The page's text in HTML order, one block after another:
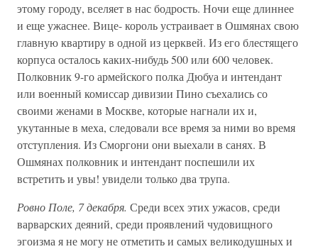
этому городу, вселяет в нас бодрость. Ночи еще длиннее
и еще ужаснее. Вице- король устраивает в Ошмянах свою
главную квартиру в одной из церквей. Из его блестящего
корпуса осталось каких-нибудь 500 или 600 человек.
Полковник 9-го армейского полка Дюбуа и интендант
или военный комиссар дивизии Пино съехались со
своими женами в Москве, которые нагнали их и,
укутанные в меха, следовали все время за ними во время
отступления. Из Сморгони они выехали в санях. В
Ошмянах полковник и интендант поспешили их
встретить и увы! увидели только два трупа.
Ровно Поле, 7 декабря. Среди всех этих ужасов, среди
варварских деяний, среди проявлений чудовищного
эгоизма я не могу не отметить и самых великодушных и